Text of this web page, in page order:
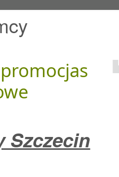
Szczecin